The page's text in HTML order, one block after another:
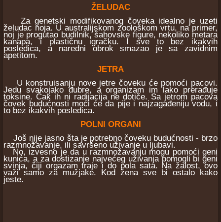
ŽELUDAC
Za genetski modifikovanog čoveka idealno je uzeti
želudac noja. U australijskom zoološkom vrtu, na primer,
noj je progutao budilnik, šahovske figure, nekoliko metara
kanapa, i plastičnu igračku. I sve to bez ikakvih
posledica, a naredni obrok smazao je sa zavidnim
apetitom.
JETRA
U konstruisanju nove jetre čoveku će pomoći pacovi.
Jedu svakojako đubre, a organizam im lako prerađuje
toksine. Čak ih ni radijacija ne dotiče. Sa jetrom pacova
čovek budućnosti moći će da pije i najzagađeniju vodu, i
to bez ikakvih posledica.
POLNI ORGANI
Još nije jasno šta je potrebno čoveku budućnosti - brzo
razmnožavanje, ili savršeno uživanje u ljubavi.
No, izvesno je da u razmnožavanju mogu pomoći geni
kunića, a za dostizanje najvećeg uživanja pomogli bi geni
svinja, čiji orgazam traje i do pola sata. Na žalost, ovo
važi samo za mužjake. Kod žena sve bi ostalo kako
jeste.